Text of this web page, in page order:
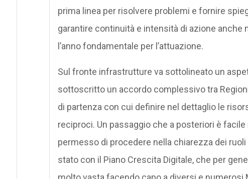
prima linea per risolvere problemi e fornire
garantire continuità e intensità di azione
l’anno fondamentale per l’attuazione.
Sul fronte infrastrutture va sottolineato un
sottoscritto un accordo complessivo tra
di partenza con cui definire nel dettaglio le
reciproci. Un passaggio che a posteriori è
permesso di procedere nella chiarezza dei
stato con il Piano Crescita Digitale, che per